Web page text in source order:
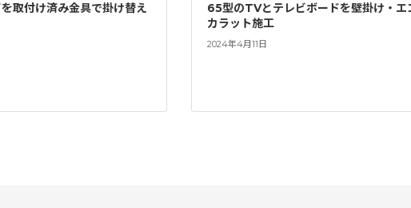
取付け済み金具で掛け替え
65型のTVとテレビボードを壁掛け・エ
カラット施工
2024年4月11日